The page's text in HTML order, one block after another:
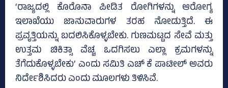
‘ರಾಜ್ಯದಲ್ಲಿ ಕೊರೊನಾ ಪೀಡಿತ ರೋಗಿಗಳನ್ನು ಆರೋಗ್ಯ
ಇಲಾಖೆಯು ಜಾನುವಾರುಗಳ ತರಹ ನೋಡುತ್ತಿದೆ. ಈ
ಪ್ರವೃತ್ತಿಯನ್ನು ಬದಲಿಸಿಕೊಳ್ಳಬೇಕು. ಗುಣಮಟ್ಟದ ಸೇವೆ ಮತ್ತು
ಉತ್ತಮ ಚಿಕಿತ್ಸಾ ವೆಚ್ಚ ಒದಗಿಸಲು ಎಲ್ಲಾ ಕ್ರಮಗಳನ್ನು
ತೆಗೆದುಕೊಳ್ಳಬೇಕು’ ಎಂದು ಸಮಿತಿ ಎಚ್‌ ಕೆ ಪಾಟೀಲ್‌ ಅವರು
ನಿರ್ದೇಶಿಸಿದರು ಎಂದು ಮೂಲಗಳು ತಿಳಿಸಿವೆ.